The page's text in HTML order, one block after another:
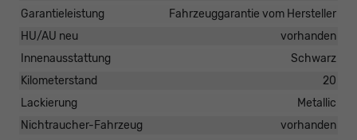
Garantieleistung
Fahrzeuggarantie vom Hersteller
HU/AU neu
vorhanden
Innenausstattung
Schwarz
Kilometerstand
20
Lackierung
Metallic
Nichtraucher-Fahrzeug
vorhanden